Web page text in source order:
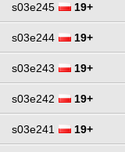
s03e245 19+
s03e244 19+
s03e243 19+
s03e242 19+
s03e241 19+